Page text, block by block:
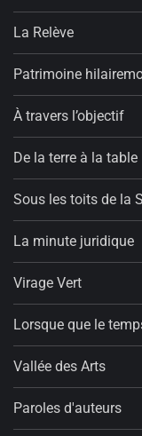
La Relève
Patrimoine
À travers l’objectif
De la terre à la table
Sous les toits de la
La minute juridique
Virage Vert
Lorsque que le
Vallée des Arts
Paroles d'auteurs